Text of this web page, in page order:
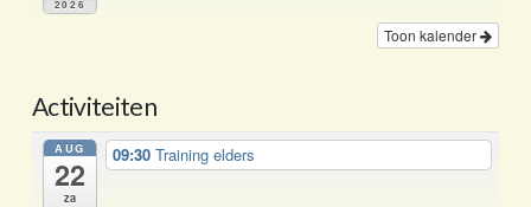
2026
Toon kalender
Activiteiten
AUG
22
za
09:30Training elders